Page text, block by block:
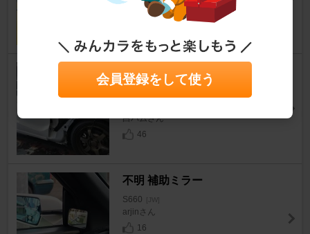
14
ナビック (navic) ガッチリサポ
ート
白ハムさん
46
不明 補助ミラー
S660 [JW]
arjinさん
16
会員登録をして使う